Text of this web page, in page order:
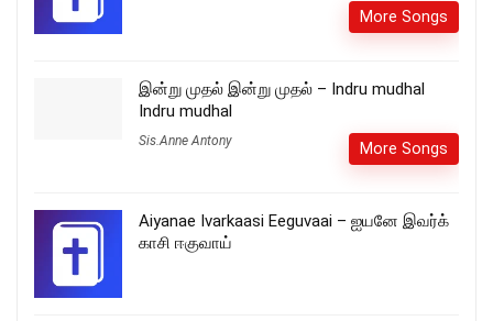
More Songs
இன்று முதல் இன்று முதல் – Indru mudhal
Indru mudhal
Sis.Anne Antony More Songs
Aiyanae Ivarkaasi Eeguvaai – ஐயனே இவர்க்
காசி ஈகுவாய்